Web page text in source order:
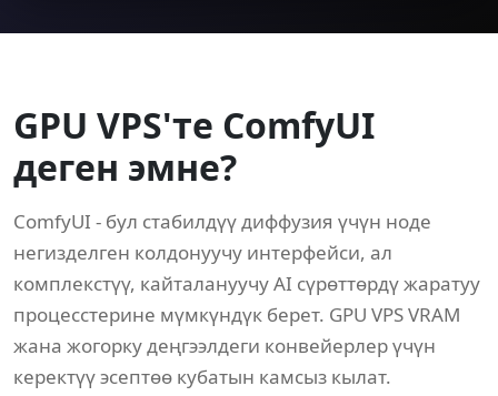
GPU VPS'те ComfyUI
деген эмне?
ComfyUI - бул стабилдүү диффузия үчүн ноде
негизделген колдонуучу интерфейси, ал
комплекстүү, кайталануучу AI сүрөттөрдү жаратуу
процесстерине мүмкүндүк берет. GPU VPS VRAM
жана жогорку деңгээлдеги конвейерлер үчүн
керектүү эсептөө кубатын камсыз кылат.